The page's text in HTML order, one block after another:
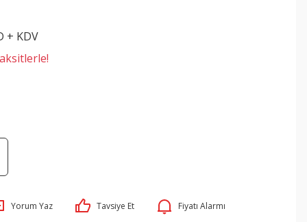
+ KDV
Yorum Yaz Tavsiye Et Fiyatı Alarmı